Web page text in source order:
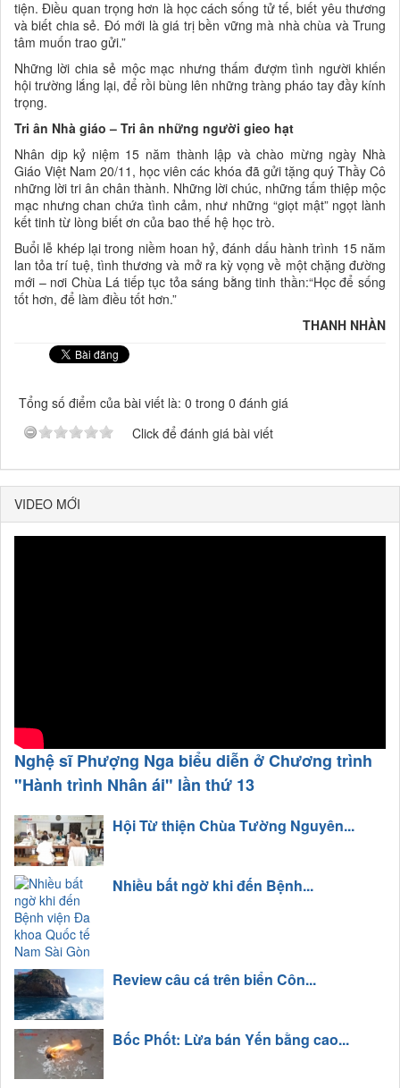
tiện. Điều quan trọng hơn là học cách sống tử tế, biết yêu thương
và biết chia sẻ. Đó mới là giá trị bền vững mà nhà chùa và Trung
tâm muốn trao gửi.”
Những lời chia sẻ mộc mạc nhưng thấm đượm tình người khiến
hội trường lắng lại, để rồi bùng lên những tràng pháo tay đầy kính
trọng.
Tri ân Nhà giáo – Tri ân những người gieo hạt
Nhân dịp kỷ niệm 15 năm thành lập và chào mừng ngày Nhà
Giáo Việt Nam 20/11, học viên các khóa đã gửi tặng quý Thầy Cô
những lời tri ân chân thành. Những lời chúc, những tấm thiệp mộc
mạc nhưng chan chứa tình cảm, như những “giọt mật” ngọt lành
kết tinh từ lòng biết ơn của bao thế hệ học trò.
Buổi lễ khép lại trong niềm hoan hỷ, đánh dấu hành trình 15 năm
lan tỏa trí tuệ, tình thương và mở ra kỳ vọng về một chặng đường
mới – nơi Chùa Lá tiếp tục tỏa sáng bằng tinh thần:“Học để sống
tốt hơn, để làm điều tốt hơn.”
THANH NHÀN
Tổng số điểm của bài viết là: 0 trong 0 đánh giá
Click để đánh giá bài viết
VIDEO MỚI
Nghệ sĩ Phượng Nga biểu diễn ở Chương trình
"Hành trình Nhân ái" lần thứ 13
Hội Từ thiện Chùa Tường Nguyên...
Nhiều bất ngờ khi đến Bệnh...
Review câu cá trên biển Côn...
Bốc Phốt: Lừa bán Yến bằng cao...